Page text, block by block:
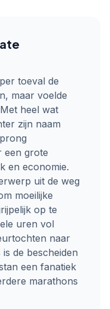
toeval de
maar voelde
heel wat
zijn naam
een grote
en economie.
uit de weg
moeilijke
op te
uren vol
naar
de bescheiden
een fanatiek
marathons